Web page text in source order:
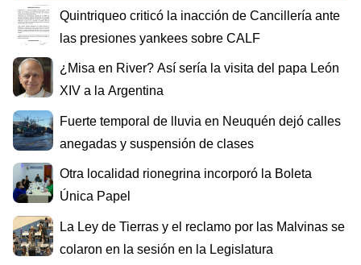
Quintriqueo criticó la inacción de Cancillería ante
las presiones yankees sobre CALF
¿Misa en River? Así sería la visita del papa León
XIV a la Argentina
Fuerte temporal de lluvia en Neuquén dejó calles
anegadas y suspensión de clases
Otra localidad rionegrina incorporó la Boleta
Única Papel
La Ley de Tierras y el reclamo por las Malvinas se
colaron en la sesión en la Legislatura